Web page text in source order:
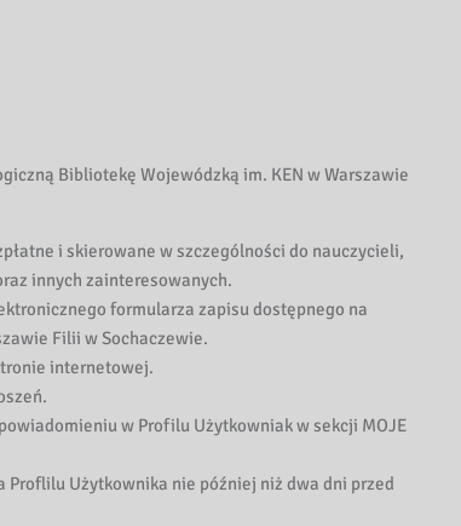
Bibliotekę Wojewódzką im. KEN w Warszawie
i skierowane w szczególności do nauczycieli,
innych zainteresowanych.
formularza zapisu dostępnego na
Filii w Sochaczewie.
internetowej.
w Profilu Użytkowniak w sekcji MOJE
Proflilu Użytkownika nie później niż dwa dni przed